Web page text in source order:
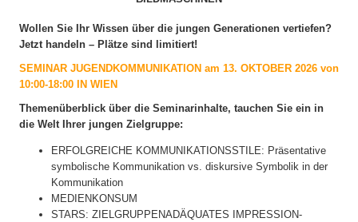
Wollen Sie Ihr Wissen über die jungen Generationen vertiefen?
Jetzt handeln – Plätze sind limitiert!
SEMINAR JUGENDKOMMUNIKATION am 13. OKTOBER 2026 von
10:00-18:00 IN WIEN
Themenüberblick über die Seminarinhalte, tauchen Sie ein in
die Welt Ihrer jungen Zielgruppe:
ERFOLGREICHE KOMMUNIKATIONSSTILE: Präsentative
symbolische Kommunikation vs. diskursive Symbolik in der
Kommunikation
MEDIENKONSUM
STARS: ZIELGRUPPENADÄQUATES IMPRESSION-